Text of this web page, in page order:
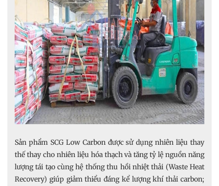
Sản phẩm SCG Low Carbon được sử dụng nhiên liệu thay
thế thay cho nhiên liệu hóa thạch và tăng tỷ lệ nguồn năng
lượng tái tạo cùng hệ thống thu hồi nhiệt thải (Waste Heat
Recovery) giúp giảm thiểu đáng kể lượng khí thải carbon;